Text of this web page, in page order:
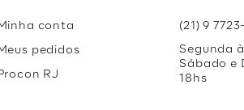
conta
pedidos
RJ
(21) 9
Segunda
Sábado e
18hs